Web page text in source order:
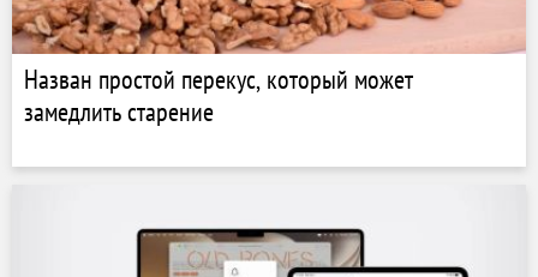
Назван простой перекус, который может
замедлить старение